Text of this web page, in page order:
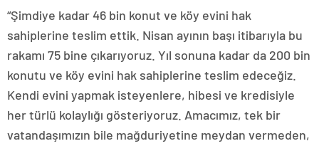
“Şimdiye kadar 46 bin konut ve köy evini hak
sahiplerine teslim ettik. Nisan ayının başı itibarıyla bu
rakamı 75 bine çıkarıyoruz. Yıl sonuna kadar da 200 bin
konutu ve köy evini hak sahiplerine teslim edeceğiz.
Kendi evini yapmak isteyenlere, hibesi ve kredisiyle
her türlü kolaylığı gösteriyoruz. Amacımız, tek bir
vatandaşımızın bile mağduriyetine meydan vermeden,